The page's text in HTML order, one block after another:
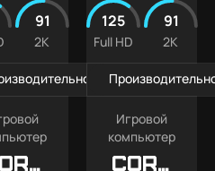
91
2K
в играх
125
Full HD
91
2K
Игровой
компьютер
Core